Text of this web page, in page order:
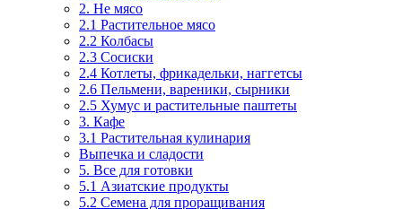
2. Не мясо
2.1 Растительное мясо
2.2 Колбасы
2.3 Сосиски
2.4 Котлеты, фрикадельки, наггетсы
2.6 Пельмени, вареники, сырники
2.5 Хумус и растительные паштеты
3. Кафе
3.1 Растительная кулинария
Выпечка и сладости
5. Все для готовки
5.1 Азиатские продукты
5.2 Семена для проращивания